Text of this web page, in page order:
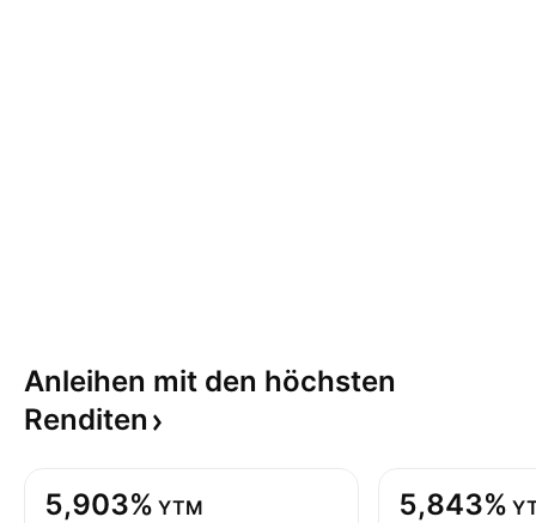
Anleihen mit den höchsten
Renditen
5,903% YTM 5,843%